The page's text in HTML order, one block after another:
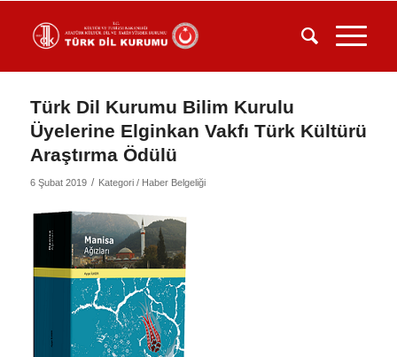
Türk Dil Kurumu Bilim Kurulu
Üyelerine Elginkan Vakfı Türk Kültürü
Araştırma Ödülü
6 Şubat 2019 / Kategori / Haber Belgeliği